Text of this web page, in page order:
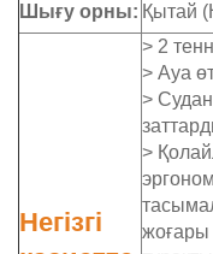
Шығу орны: Қытай
Негізгі
> 2
> Ауа
> Судан
>
жоғары